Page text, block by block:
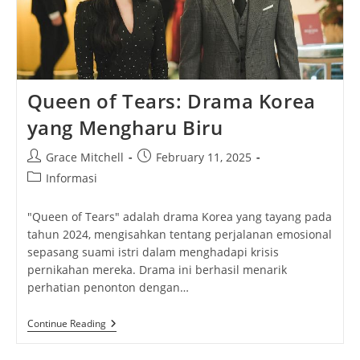
Queen of Tears: Drama Korea
yang Mengharu Biru
Post
author:
Grace Mitchell
PostFebruary 11, 2025
PostInformasi
"Queen of Tears" adalah drama Korea yang tayang pada
tahun 2024, mengisahkan tentang perjalanan emosional
sepasang suami istri dalam menghadapi krisis
pernikahan mereka. Drama ini berhasil menarik
perhatian penonton dengan…
Continue ReadingQueen
Of